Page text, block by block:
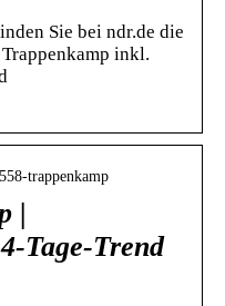
Sie bei ndr.de die
inkl.
trappenkamp
|
Tage-Trend